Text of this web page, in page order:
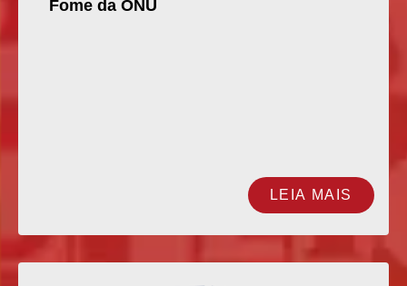
LEIA MAIS
Fome da ONU